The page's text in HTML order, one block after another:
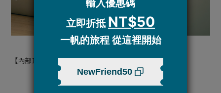
【內部1側拉鍊、水壺袋、鑰匙掛鉤】